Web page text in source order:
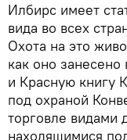
Илбирс имеет
вида во всех
Охота на это
как оно
и Красную книгу
под охраной
торговле
находящимися